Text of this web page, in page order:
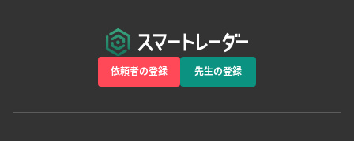
依頼者の登録 先生の登録